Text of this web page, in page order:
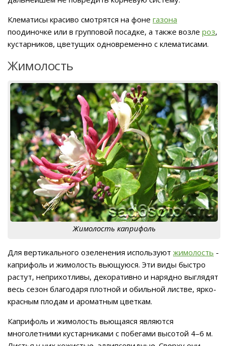
Клематисы красиво смотрятся на фоне газона
поодиночке или в групповой посадке, а также возле роз,
кустарников, цветущих одновременно с клематисами.
Жимолость
Жимолость каприфоль
Для вертикального озеленения используют жимолость -
каприфоль и жимолость вьющуюся. Эти виды быстро
растут, неприхотливы, декоративно и нарядно выглядят
весь сезон благодаря плотной и обильной листве, ярко-
красным плодам и ароматным цветкам.
Каприфоль и жимолость вьющаяся являются
многолетними кустарниками с побегами высотой 4–6 м.